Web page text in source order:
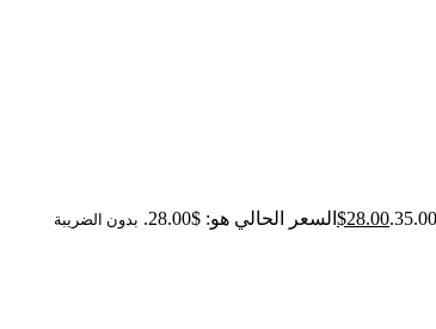
$28.00 السعر الحالي هو: $28.00. بدون الضريبة